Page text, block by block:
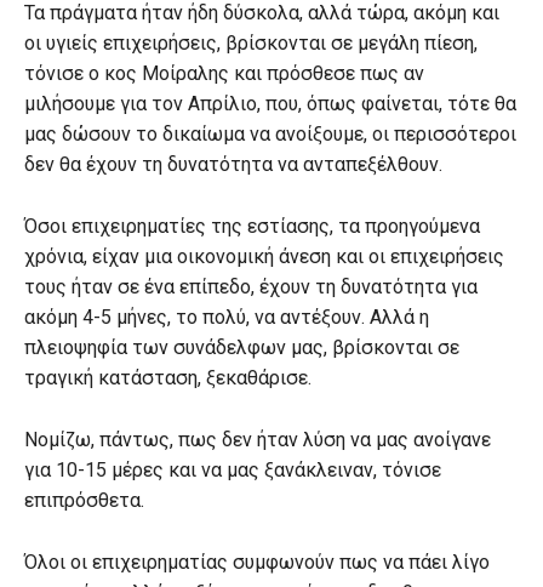
Τα πράγματα ήταν ήδη δύσκολα, αλλά τώρα, ακόμη και
οι υγιείς επιχειρήσεις, βρίσκονται σε μεγάλη πίεση,
τόνισε ο κος Μοίραλης και πρόσθεσε πως αν
μιλήσουμε για τον Απρίλιο, που, όπως φαίνεται, τότε θα
μας δώσουν το δικαίωμα να ανοίξουμε, οι περισσότεροι
δεν θα έχουν τη δυνατότητα να ανταπεξέλθουν.
Όσοι επιχειρηματίες της εστίασης, τα προηγούμενα
χρόνια, είχαν μια οικονομική άνεση και οι επιχειρήσεις
τους ήταν σε ένα επίπεδο, έχουν τη δυνατότητα για
ακόμη 4-5 μήνες, το πολύ, να αντέξουν. Αλλά η
πλειοψηφία των συνάδελφων μας, βρίσκονται σε
τραγική κατάσταση, ξεκαθάρισε.
Νομίζω, πάντως, πως δεν ήταν λύση να μας ανοίγανε
για 10-15 μέρες και να μας ξανάκλειναν, τόνισε
επιπρόσθετα.
Όλοι οι επιχειρηματίας συμφωνούν πως να πάει λίγο